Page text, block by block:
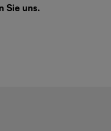
Sie uns.